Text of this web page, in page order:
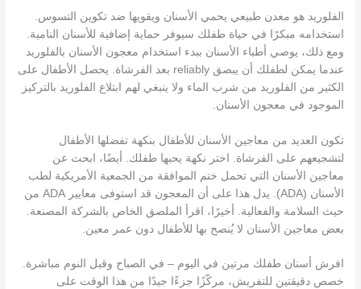
الفلوريد هو معدن طبيعي يحمي الأسنان ويقويها ضد تكوين التسوس.
استخدامه مبكرًا في حياة طفلك سيوفر حماية إضافية للأسنان النامية.
ومع ذلك، يوصي أطباء الأسنان ببدء استخدام معجون الأسنان بالفلوريد
عندما يمكن لطفلك أن يبصق reliably بعد الفرشاة. يحصل الأطفال على
الكثير من الفلوريد من شرب الماء ولا ينبغي لهم ابتلاع الفلوريد بالتركيز
الموجود في معجون الأسنان.
تكون العديد من معاجين الأسنان للأطفال بنكهة تفضلها الأطفال
لتشجيعهم على الفرشاة. اختر نكهة يحبها طفلك. أيضًا، ابحث عن
معاجين الأسنان التي تحمل ختم الموافقة من الجمعية الأمريكية لطب
الأسنان (ADA). يدل هذا على أن المعجون قد استوفى معايير ADA من
حيث السلامة والفعالية. أخيرًا، اقرأ الملصق الخاص بالشركة المصنعة.
بعض معاجين الأسنان لا يُنصح بها للأطفال دون عمر معين.
افرش أسنان طفلك مرتين في اليوم – في الصباح وقبل النوم مباشرة.
خصص دقيقتين للتفريش، مركّزًا جزءًا جيدًا من هذا الوقت على